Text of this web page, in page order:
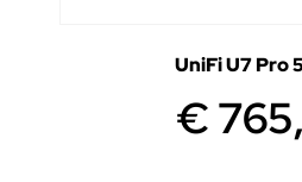
UniFi U7 Pro
€